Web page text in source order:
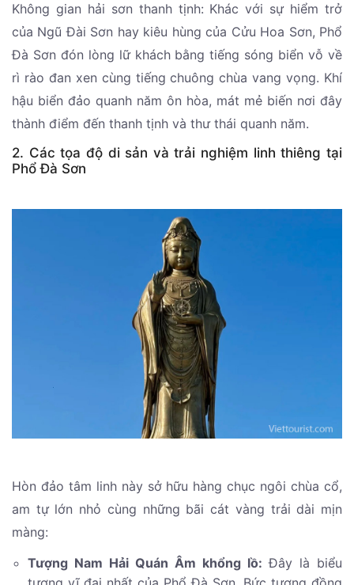
Không gian hải sơn thanh tịnh: Khác với sự hiểm trở
của Ngũ Đài Sơn hay kiêu hùng của Cửu Hoa Sơn, Phổ
Đà Sơn đón lòng lữ khách bằng tiếng sóng biển vỗ về
rì rào đan xen cùng tiếng chuông chùa vang vọng. Khí
hậu biển đảo quanh năm ôn hòa, mát mẻ biến nơi đây
thành điểm đến thanh tịnh và thư thái quanh năm.
2. Các tọa độ di sản và trải nghiệm linh thiêng tại
Phổ Đà Sơn
Hòn đảo tâm linh này sở hữu hàng chục ngôi chùa cổ,
am tự lớn nhỏ cùng những bãi cát vàng trải dài mịn
màng:
Tượng Nam Hải Quán Âm khổng lồ:Đây là biểu